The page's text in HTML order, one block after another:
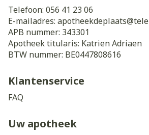
Telefoon: 056 41 23 06
E-mailadres: apotheekdeplaats@
APB nummer: 343301
Apotheek titularis: Katrien Adriaen
BTW nummer: BE0447808616
Klantenservice
FAQ
Uw apotheek